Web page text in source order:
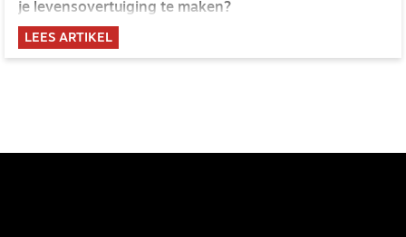
je levensovertuiging te maken?
LEES ARTIKEL